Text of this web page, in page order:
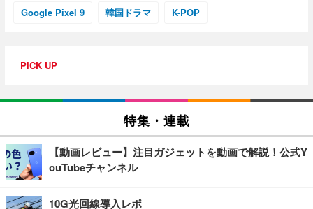
Google Pixel 9 韓国ドラマ K-POP
PICK UP
特集・連載
【動画レビュー】注目ガジェットを動画で解説！公式Y
ouTubeチャンネル
10G光回線導入レポ